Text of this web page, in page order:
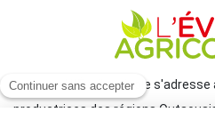
Le journal L'Éveil agricole
productrices des régions